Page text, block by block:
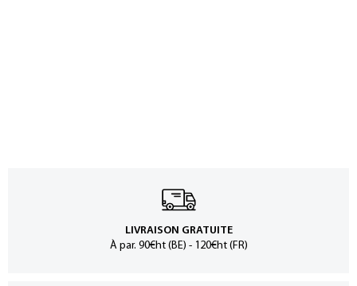
LIVRAISON GRATUITE
À par. 90€ht (BE) - 120€ht (FR)